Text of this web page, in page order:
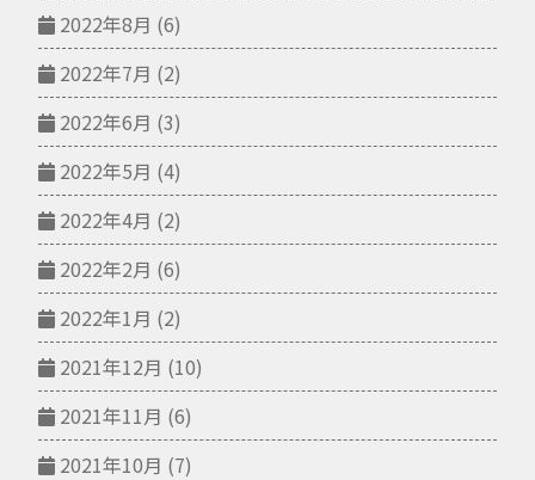
2022年8月 (6)
2022年7月 (2)
2022年6月 (3)
2022年5月 (4)
2022年4月 (2)
2022年2月 (6)
2022年1月 (2)
2021年12月 (10)
2021年11月 (6)
2021年10月 (7)